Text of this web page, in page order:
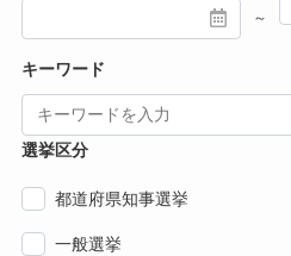
～
キーワード
選挙区分
都道府県知事選挙
一般選挙